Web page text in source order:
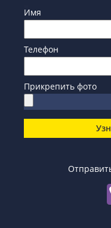
Имя
Телефон
Прикрепить фото